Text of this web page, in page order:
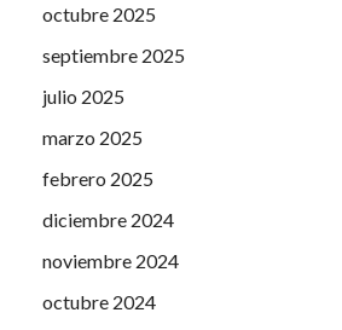
octubre 2025
septiembre 2025
julio 2025
marzo 2025
febrero 2025
diciembre 2024
noviembre 2024
octubre 2024